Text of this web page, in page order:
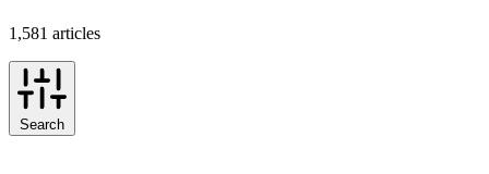
1,581 articles
Search